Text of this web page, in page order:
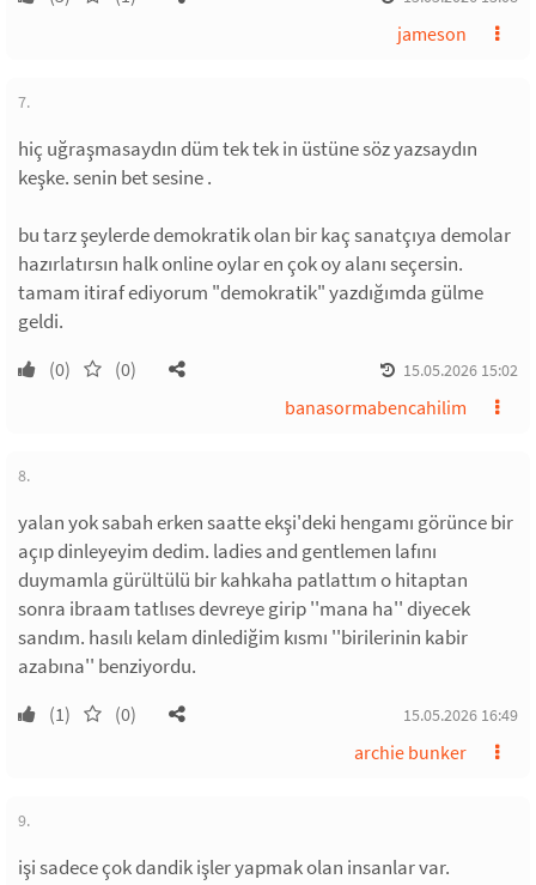
jameson
7.
hiç uğraşmasaydın düm tek tek in üstüne söz yazsaydın
keşke. senin bet sesine .
bu tarz şeylerde demokratik olan bir kaç sanatçıya demolar
hazırlatırsın halk online oylar en çok oy alanı seçersin.
tamam itiraf ediyorum "demokratik" yazdığımda gülme
geldi.
(0) (0) 15.05.2026 15:02
banasormabencahilim
8.
yalan yok sabah erken saatte ekşi'deki hengamı görünce bir
açıp dinleyeyim dedim. ladies and gentlemen lafını
duymamla gürültülü bir kahkaha patlattım o hitaptan
sonra ibraam tatlıses devreye girip ''mana ha'' diyecek
sandım. hasılı kelam dinlediğim kısmı ''birilerinin kabir
azabına'' benziyordu.
(1) (0) 15.05.2026 16:49
archie bunker
9.
işi sadece çok dandik işler yapmak olan insanlar var.